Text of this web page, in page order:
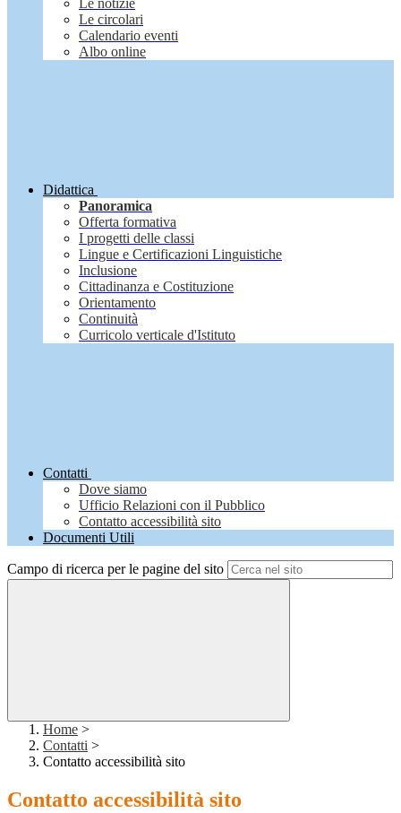
Le notizie
Le circolari
Calendario eventi
Albo online
Didattica
Panoramica
Offerta formativa
I progetti delle classi
Lingue e Certificazioni Linguistiche
Inclusione
Cittadinanza e Costituzione
Orientamento
Continuità
Curricolo verticale d'Istituto
Contatti
Dove siamo
Ufficio Relazioni con il Pubblico
Contatto accessibilità sito
Documenti Utili
Campo di ricerca per le pagine del sito
Home >
Contatti >
Contatto accessibilità sito
Contatto accessibilità sito